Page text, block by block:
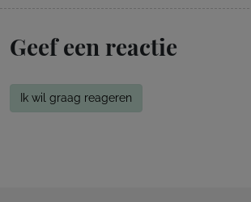
Geef een reactie
Ik wil graag reageren